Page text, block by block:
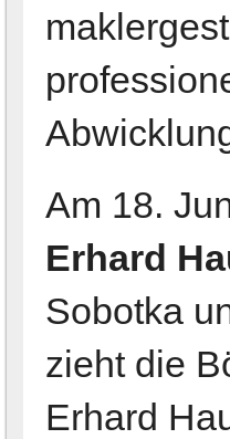
Am 18.
Erhard
Sobotka
zieht die
Erhard